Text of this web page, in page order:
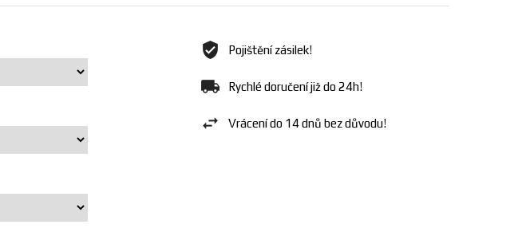
Pojištění zásilek!
Rychlé doručení již do 24h!
Vrácení do 14 dnů bez důvodu!